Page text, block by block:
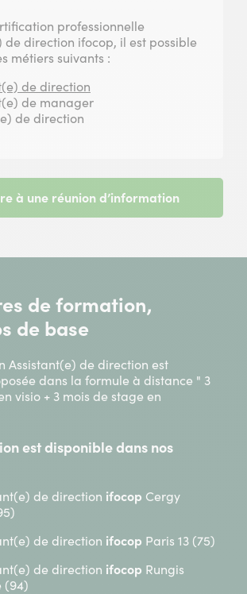
professionnelle
de direction ifocop, il est possible
métiers suivants :
de direction
de manager
de direction
à une réunion d’information
de formation,
de base
Assistant(e) de direction est
dans la formule à distance " 3
visio + 3 mois de stage en
est disponible dans nos
de direction ifocop Cergy
de direction ifocop Paris 13 (75)
de direction ifocop Rungis
(94)